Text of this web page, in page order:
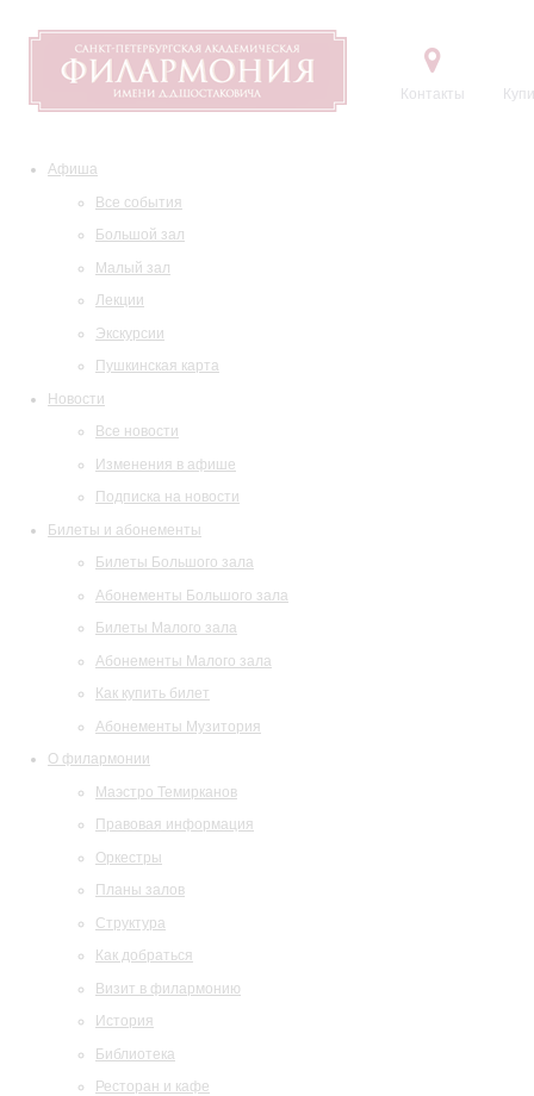
Контакты
Афиша
Все события
Большой зал
Малый зал
Лекции
Экскурсии
Пушкинская карта
Новости
Все новости
Изменения в афише
Подписка на новости
Билеты и абонементы
Билеты Большого зала
Абонементы Большого зала
Билеты Малого зала
Абонементы Малого зала
Как купить билет
Абонементы Музитория
О филармонии
Маэстро Темирканов
Правовая информация
Оркестры
Планы залов
Структура
Как добраться
Визит в филармонию
История
Библиотека
Ресторан и кафе